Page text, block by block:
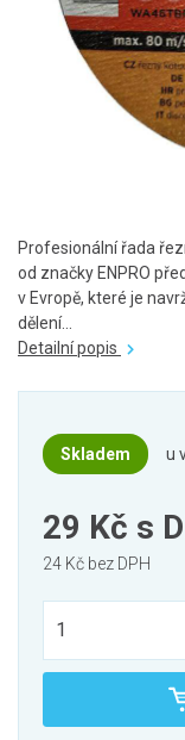
Profesionální řada
od značky ENPRO
v Evropě, které je
dělení...
Detailní popis
Skladem u
29 Kč s
24 Kč bez DPH